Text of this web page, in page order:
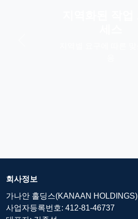
회사정보
가나안 홀딩스(KANAAN HOLDINGS)
사업자등록번호: 412-81-46737